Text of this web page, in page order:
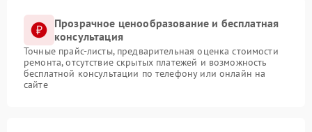
Прозрачное ценообразование и бесплатная
консультация
Точные прайс-листы, предварительная оценка стоимости
ремонта, отсутствие скрытых платежей и возможность
бесплатной консультации по телефону или онлайн на
сайте